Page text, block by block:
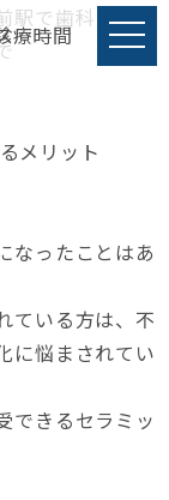
で歯科をお探
メリット
なったことはあ
いる方は、 不
に悩まされてい
できるセラミッ